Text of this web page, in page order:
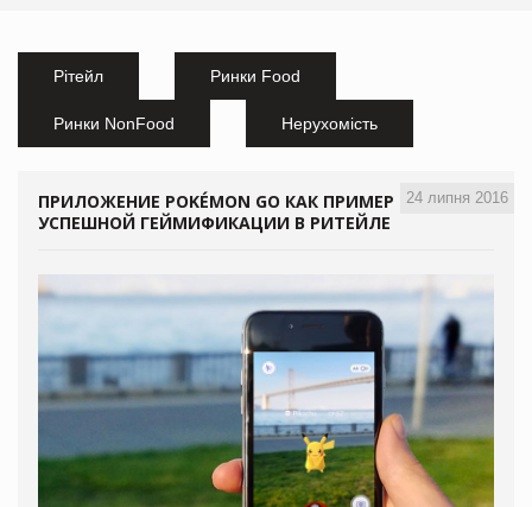
Рітейл Ринки Food
Ринки NonFood Нерухомість
24 липня 2016
ПРИЛОЖЕНИЕ POKÉMON GO КАК ПРИМЕР
УСПЕШНОЙ ГЕЙМИФИКАЦИИ В РИТЕЙЛЕ